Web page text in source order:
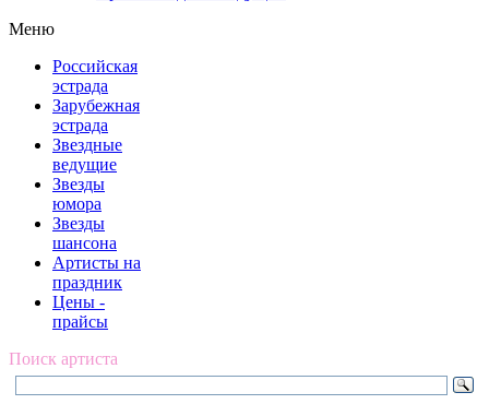
Меню
Российская
эстрада
Зарубежная
эстрада
Звездные
ведущие
Звезды
юмора
Звезды
шансона
Артисты на
праздник
Цены -
прайсы
Поиск артиста